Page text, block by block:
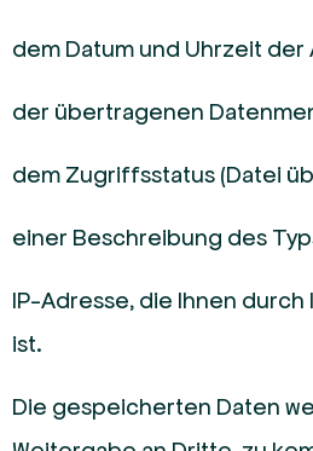
dem Datum und Uhrzeit
der übertragenen
dem Zugriffsstatus (Datei
einer Beschreibung des
IP-Adresse, die Ihnen
ist.
Die gespeicherten Daten